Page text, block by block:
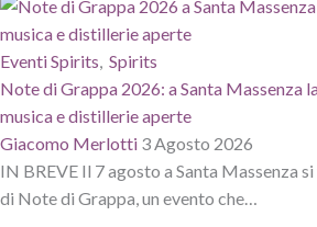
Eventi Spirits, Spirits
Note di Grappa 2026: a Santa Massenza
musica e distillerie aperte
Giacomo Merlotti 3 Agosto 2026
IN BREVE Il 7 agosto a Santa Massenza
di Note di Grappa, un evento che…